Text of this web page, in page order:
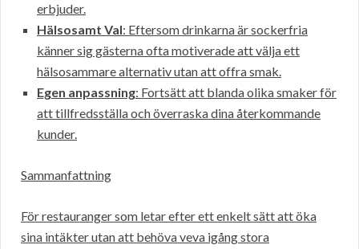
erbjuder.
Hälsosamt Val: Eftersom drinkarna är sockerfria
känner sig gästerna ofta motiverade att välja ett
hälsosammare alternativ utan att offra smak.
Egen anpassning: Fortsätt att blanda olika smaker för
att tillfredsställa och överraska dina återkommande
kunder.
Sammanfattning
För restauranger som letar efter ett enkelt sätt att öka
sina intäkter utan att behöva veva igång stora